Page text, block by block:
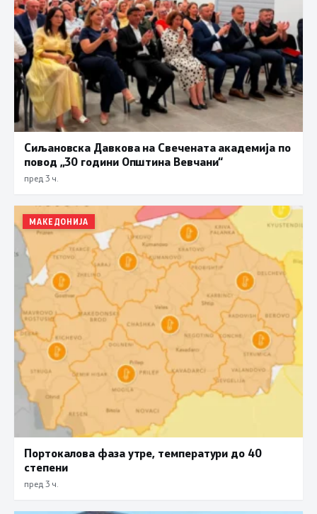
Сиљановска Давкова на Свечената академија по
повод „30 години Општина Вевчани“
пред 3 ч.
МАКЕДОНИЈА
Портокалова фаза утре, температури до 40
степени
пред 3 ч.